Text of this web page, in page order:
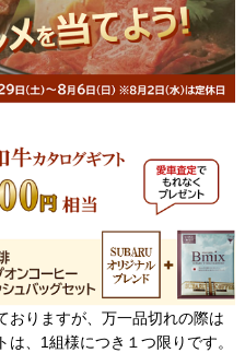
りますが、万一品切れの際は
、1組様につき１つ限りです。